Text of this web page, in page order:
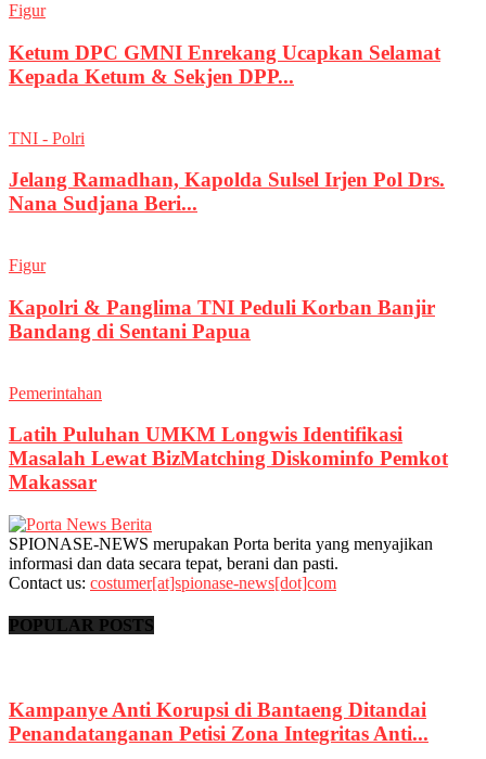
Figur
Ketum DPC GMNI Enrekang Ucapkan Selamat
Kepada Ketum & Sekjen DPP...
TNI - Polri
Jelang Ramadhan, Kapolda Sulsel Irjen Pol Drs.
Nana Sudjana Beri...
Figur
Kapolri & Panglima TNI Peduli Korban Banjir
Bandang di Sentani Papua
Pemerintahan
Latih Puluhan UMKM Longwis Identifikasi
Masalah Lewat BizMatching Diskominfo Pemkot
Makassar
SPIONASE-NEWS merupakan Porta berita yang menyajikan
informasi dan data secara tepat, berani dan pasti.
Contact us: costumer[at]spionase-news[dot]com
POPULAR POSTS
Kampanye Anti Korupsi di Bantaeng Ditandai
Penandatanganan Petisi Zona Integritas Anti...